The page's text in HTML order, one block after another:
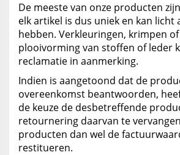
De meeste van onze producten
elk artikel is dus uniek en kan licht
hebben. Verkleuringen, krimpen
plooivorming van stoffen of leder
reclamatie in aanmerking.
Indien is aangetoond dat de
overeenkomst beantwoorden,
de keuze de desbetreffende
retournering daarvan te
producten dan wel de
restitueren.